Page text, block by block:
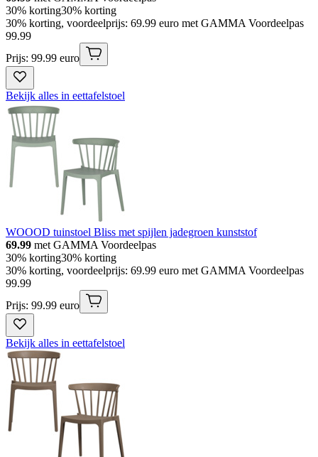
30% korting30% korting
30% korting, voordeelprijs: 69.99 euro met GAMMA Voordeelpas
99.99
Prijs: 99.99 euro
Bekijk alles in eettafelstoel
WOOOD tuinstoel Bliss met spijlen jadegroen kunststof
69.99 met GAMMA Voordeelpas
30% korting30% korting
30% korting, voordeelprijs: 69.99 euro met GAMMA Voordeelpas
99.99
Prijs: 99.99 euro
Bekijk alles in eettafelstoel